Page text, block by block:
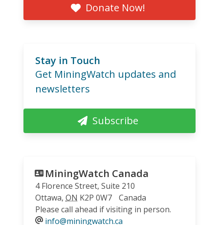
Donate Now!
Stay in Touch
Get MiningWatch updates and
newsletters
Subscribe
MiningWatch Canada
4 Florence Street, Suite 210
Ottawa, ON K2P 0W7
Canada
Please call ahead if visiting in person.
info@miningwatch.ca